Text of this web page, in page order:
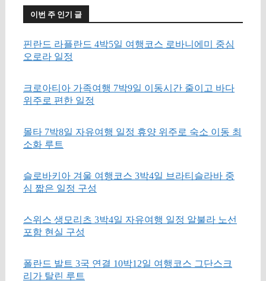
이번 주 인기 글
핀란드 라플란드 4박5일 여행코스 로바니에미 중심
오로라 일정
크로아티아 가족여행 7박9일 이동시간 줄이고 바다
위주로 편한 일정
몰타 7박8일 자유여행 일정 휴양 위주로 숙소 이동 최
소화 루트
슬로바키아 겨울 여행코스 3박4일 브라티슬라바 중
심 짧은 일정 구성
스위스 생모리츠 3박4일 자유여행 일정 알불라 노선
포함 현실 구성
폴란드 발트 3국 연결 10박12일 여행코스 그단스크
리가 탈린 루트